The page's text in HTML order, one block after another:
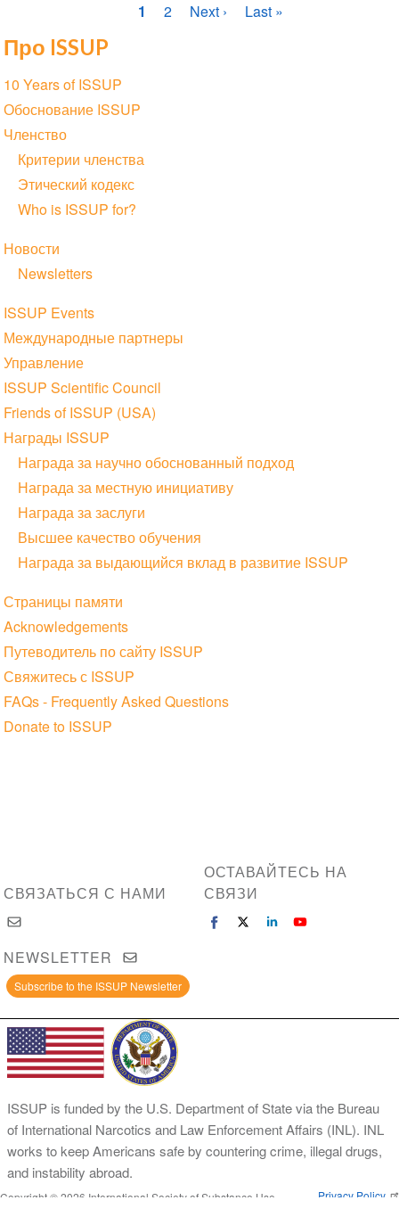
страниц
Текущая
1 Страница
2
Следующая
Next ›
Последняя
Last »
Про ISSUP
Section
navigation
10 Years of ISSUP
Обоснование ISSUP
Членство
Критерии членства
Этический кодекс
Who is ISSUP for?
Новости
Newsletters
ISSUP Events
Международные партнеры
Управление
ISSUP Scientific Council
Friends of ISSUP (USA)
Награды ISSUP
Награда за научно обоснованный подход
Награда за местную инициативу
Награда за заслуги
Высшее качество обучения
Награда за выдающийся вклад в развитие ISSUP
Страницы памяти
Acknowledgements
Путеводитель по сайту ISSUP
Свяжитесь с ISSUP
FAQs - Frequently Asked Questions
Donate to ISSUP
СВЯЗАТЬСЯ С НАМИ
ОСТАВАЙТЕСЬ НА
СВЯЗИ
NEWSLETTER
Subscribe to the ISSUP Newsletter
ISSUP is funded by the U.S. Department of State via the Bureau
of International Narcotics and Law Enforcement Affairs (INL). INL
works to keep Americans safe by countering crime, illegal drugs,
and instability abroad.
Copyright © 2026 International Society of Substance Use
Privacy Policy